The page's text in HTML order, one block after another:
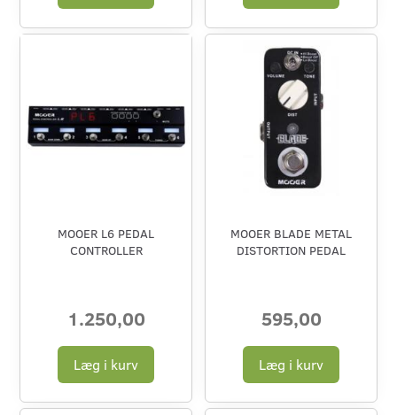
MOOER L6 PEDAL
CONTROLLER
1.250,00
Læg i kurv
MOOER BLADE METAL
DISTORTION PEDAL
595,00
Læg i kurv